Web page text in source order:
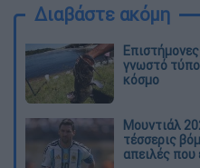
Διαβάστε ακόμη
γνωστό
κόσμο
Μουντιάλ
τέσσερις
απειλές που